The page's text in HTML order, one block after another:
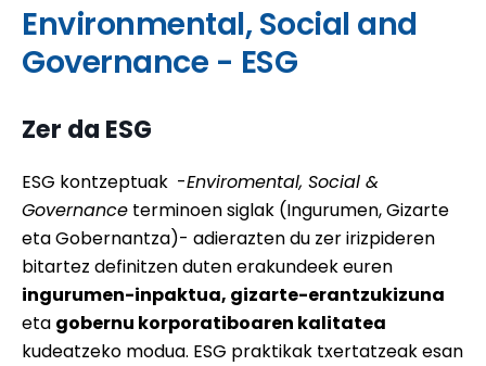
Environmental, Social and
Governance - ESG
Zer da ESG
ESG kontzeptuak -Enviromental, Social &
Governance terminoen siglak (Ingurumen, Gizarte
eta Gobernantza)- adierazten du zer irizpideren
bitartez definitzen duten erakundeek euren
ingurumen-inpaktua, gizarte-erantzukizuna
eta gobernu korporatiboaren kalitatea
kudeatzeko modua. ESG praktikak txertatzeak esan